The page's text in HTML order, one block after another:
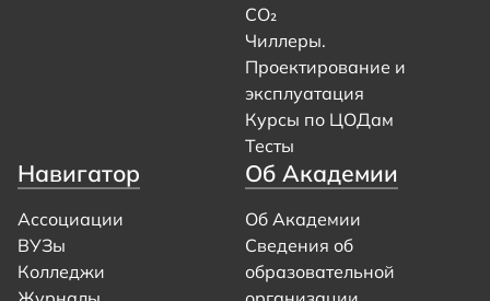
CO₂
Чиллеры.
Проектирование и
эксплуатация
Курсы по ЦОДам
Тесты
Навигатор
Ассоциации
ВУЗы
Колледжи
Об Академии
Об Академии
Сведения об
образовательной